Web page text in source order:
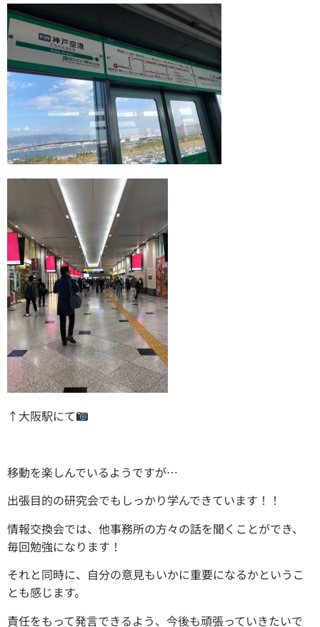
↑大阪駅にて
移動を楽しんでいるようですが…
出張目的の研究会でもしっかり学んできています！！
情報交換会では、他事務所の方々の話を聞くことができ、
毎回勉強になります！
それと同時に、自分の意見もいかに重要になるかというこ
とも感じます。
責任をもって発言できるよう、今後も頑張っていきたいで